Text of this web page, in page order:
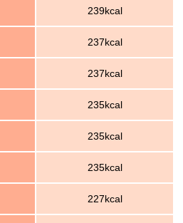
239kcal
237kcal
237kcal
235kcal
235kcal
235kcal
227kcal